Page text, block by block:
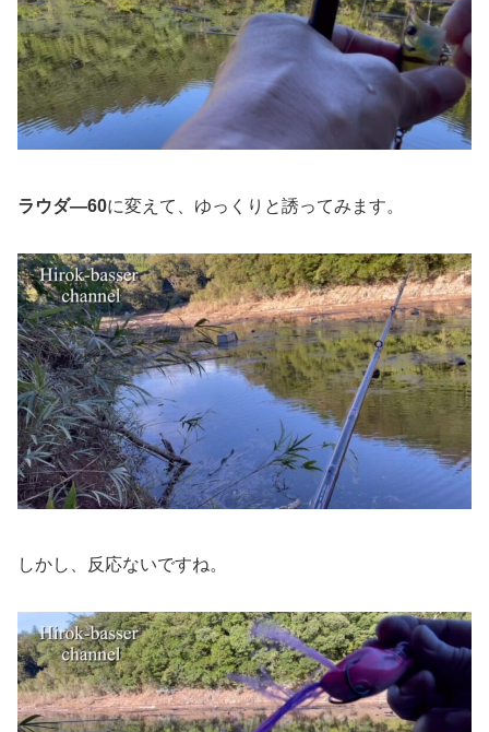
ラウダ―60に変えて、ゆっくりと誘ってみます。
しかし、反応ないですね。